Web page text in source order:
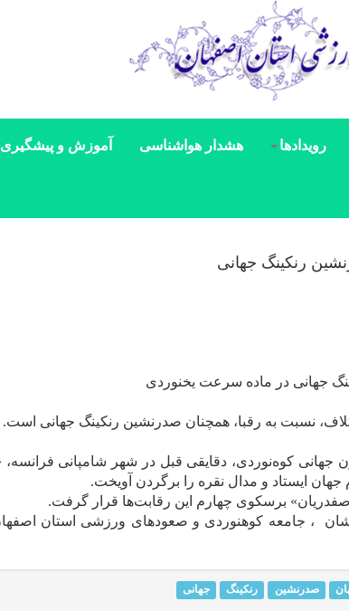
رویدادها هشدار هواشناسی آموزش و
رنکینگ جهانی
جهانی در ماده سرعت یخنوردی
نسبت به رقبا، همچنان صدرنشین رنکینگ جهانی است.
کوه‌نوردی، دقایقی قبل در شهر شامپانی
ایستاد و مدال نقره را برگردن آویخت.
برسکوی چهارم این رقابت‌ها قرار گرفت.
، جامعه کوهنوردی و صعودهای ورزشی استان
صدرنشین رنکینگ جهانی